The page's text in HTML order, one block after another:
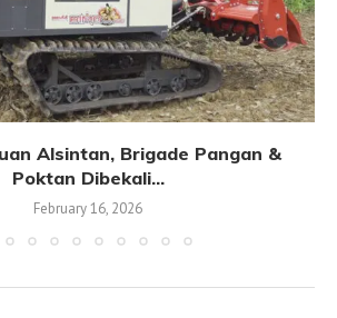
Alsintan, Brigade Pangan &
Poktan Dibekali...
February 16, 2026